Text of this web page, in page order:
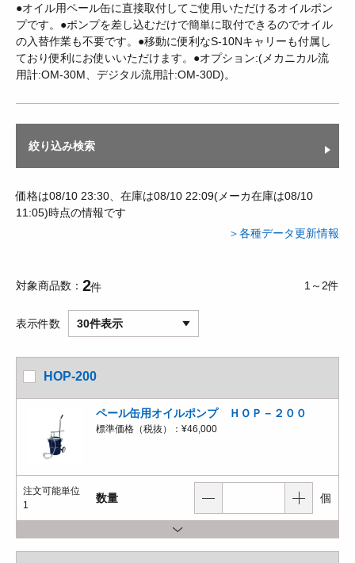
●オイル用ペール缶に直接取付してご使用いただけるオイルポン
プです。●ポンプを差し込むだけで簡単に取付できるのでオイル
の入替作業も不要です。●移動に便利なS-10Nキャリーも付属し
ており便利にお使いいただけます。●オプション:(メカニカル流
用計:OM-30M、デジタル流用計:OM-30D)。
絞り込み検索
価格は08/10 23:30、在庫は08/10 22:09(メーカ在庫は08/10
11:05)時点の情報です
＞各種データ更新情報
対象商品数 2件 1～2件
表示件数 30件表示
HOP-200
ペール缶用オイルポンプ ＨＯＰ－２００
標準価格（税抜）： ¥46,000
注文可能単位
1
数量 個